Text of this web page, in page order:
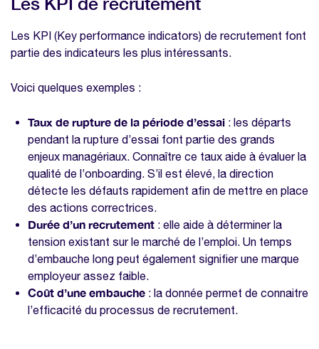
Les KPI d’engagement des collaborateurs
Les KPI sur la gestion des talents
Accueillez chaleureusement vos nouvelles
d'onboarding
Nos modèles à télécharger sur la même
thématique
Modèle entretien de recrutement
Modèle de fiche de poste
Modèle promesse d'embauche
Les KPI (Key performance indicators) de recrutement font
partie des indicateurs les plus intéressants.
Voici quelques exemples :
Taux de rupture de la période d’essai : les départs
pendant la rupture d’essai font partie des grands
enjeux managériaux. Connaître ce taux aide à évaluer la
qualité de l’onboarding. S’il est élevé, la direction
détecte les défauts rapidement afin de mettre en place
des actions correctrices.
Durée d’un recrutement : elle aide à déterminer la
tension existant sur le marché de l’emploi. Un temps
d’embauche long peut également signifier une marque
employeur assez faible.
Coût d’une embauche : la donnée permet de connaitre
l’efficacité du processus de recrutement.